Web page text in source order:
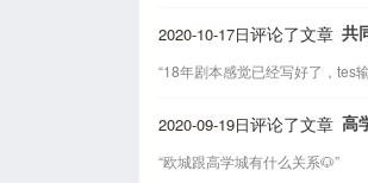
2020-10-17日评论了文章 共
“18年剧本感觉已经写好了，tes
2020-09-19日评论了文章 高
“欧城跟高学城有什么关系🐶”